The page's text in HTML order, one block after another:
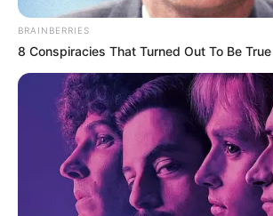
BRAINBERRIES
8 Conspiracies That Turned Out To Be True